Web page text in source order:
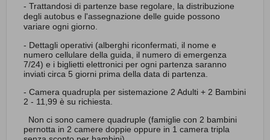
- Trattandosi di partenze base regolare, la distribuzione
degli autobus e l'assegnazione delle guide possono
variare ogni giorno.
- Dettagli operativi (alberghi riconfermati, il nome e
numero cellulare della guida, il numero di emergenza
7/24) e i biglietti elettronici per ogni partenza saranno
inviati circa 5 giorni prima della data di partenza.
- Camera quadrupla per sistemazione 2 Adulti + 2 Bambini
2 - 11,99 è su richiesta.
Non ci sono camere quadruple (famiglie con 2 bambini
pernotta in 2 camere doppie oppure in 1 camera tripla